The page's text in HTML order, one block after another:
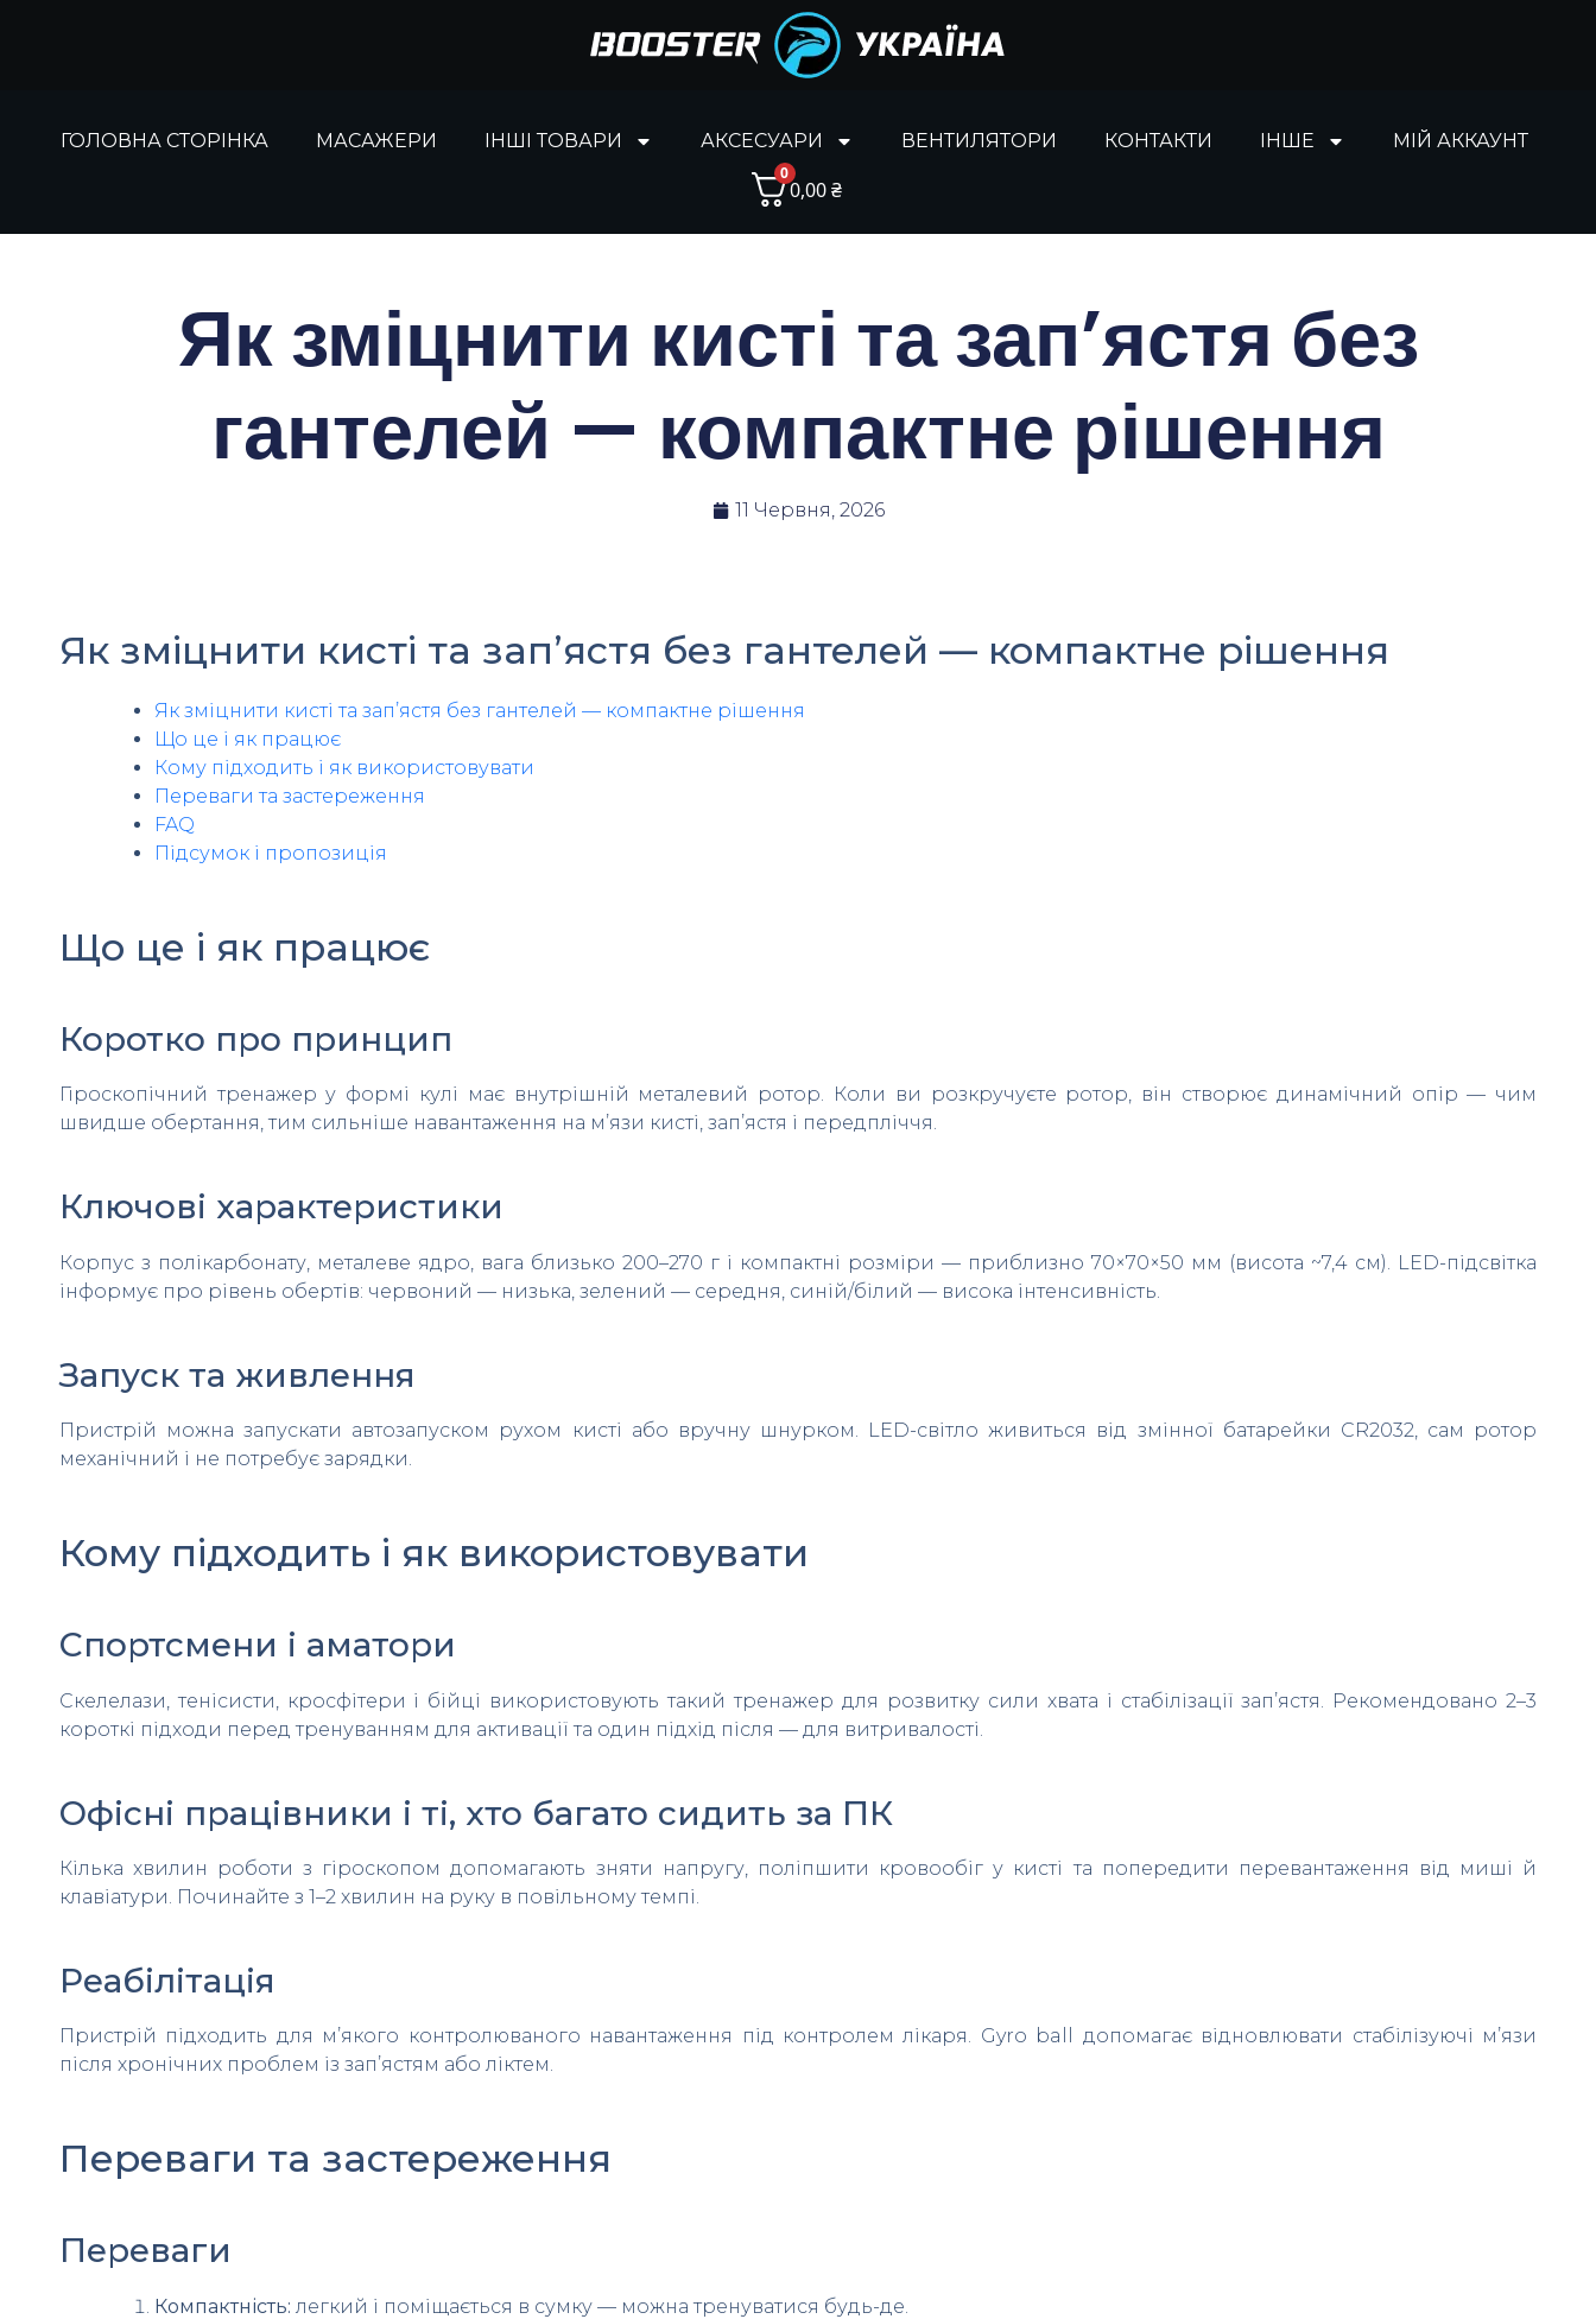
ГОЛОВНА СТОРІНКА МАСАЖЕРИ ІНШІ ТОВАРИ АКСЕСУАРИ ВЕНТИЛЯТОРИ КОНТАКТИ ІНШЕ МІЙ АККАУНТ
0
0,00₴
Як зміцнити кисті та зап’ястя без
гантелей — компактне рішення
11 Червня, 2026
Як зміцнити кисті та зап’ястя без гантелей — компактне рішення
Як зміцнити кисті та зап’ястя без гантелей — компактне рішення
Що це і як працює
Кому підходить і як використовувати
Переваги та застереження
FAQ
Підсумок і пропозиція
Що це і як працює
Коротко про принцип
Гіроскопічний тренажер у формі кулі має внутрішній металевий ротор. Коли ви розкручуєте ротор, він створює динамічний опір — чим
швидше обертання, тим сильніше навантаження на м’язи кисті, зап’ястя і передпліччя.
Ключові характеристики
Корпус з полікарбонату, металеве ядро, вага близько 200–270 г і компактні розміри — приблизно 70×70×50 мм (висота ~7,4 см). LED-підсвітка
інформує про рівень обертів: червоний — низька, зелений — середня, синій/білий — висока інтенсивність.
Запуск та живлення
Пристрій можна запускати автозапуском рухом кисті або вручну шнурком. LED-світло живиться від змінної батарейки CR2032, сам ротор
механічний і не потребує зарядки.
Кому підходить і як використовувати
Спортсмени і аматори
Скелелази, тенісисти, кросфітери і бійці використовують такий тренажер для розвитку сили хвата і стабілізації зап’ястя. Рекомендовано 2–3
короткі підходи перед тренуванням для активації та один підхід після — для витривалості.
Офісні працівники і ті, хто багато сидить за ПК
Кілька хвилин роботи з гіроскопом допомагають зняти напругу, поліпшити кровообіг у кисті та попередити перевантаження від миші й
клавіатури. Починайте з 1–2 хвилин на руку в повільному темпі.
Реабілітація
Пристрій підходить для м’якого контролюваного навантаження під контролем лікаря. Gyro ball допомагає відновлювати стабілізуючі м’язи
після хронічних проблем із зап’ястям або ліктем.
Переваги та застереження
Переваги
Компактність: легкий і поміщається в сумку — можна тренуватися будь-де.